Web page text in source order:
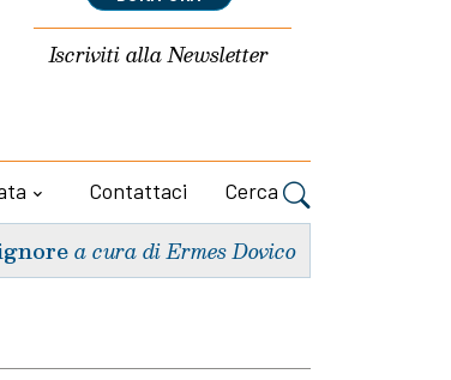
Iscriviti allaNewsletter
Contattaci Cerca
a cura di Ermes Dovico